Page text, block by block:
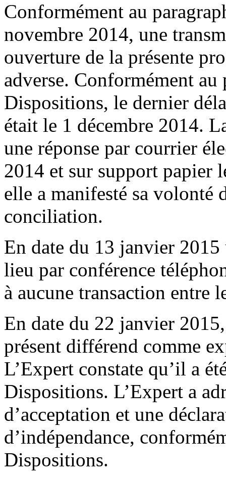
Conformément au
novembre 2014, une
ouverture de la présente
adverse. Conformément au
Dispositions, le dernier
était le 1 décembre 2014.
une réponse par courrier
2014 et sur support papier
elle a manifesté sa volonté
conciliation.
En date du 13 janvier
lieu par conférence
à aucune transaction entre
En date du 22 janvier
présent différend comme
L’Expert constate qu’il a
Dispositions. L’Expert a
d’acceptation et une
d’indépendance,
Dispositions.